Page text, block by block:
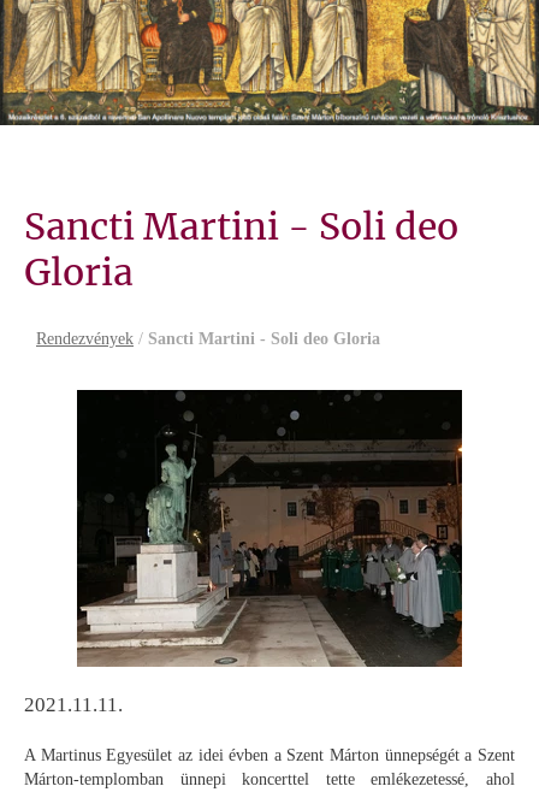
Sancti Martini - Soli deo
Gloria
Rendezvények / Sancti Martini - Soli deo Gloria
2021.11.11.
A Martinus Egyesület az idei évben a Szent Márton ünnepségét a Szent
Márton-templomban ünnepi koncerttel tette emlékezetessé, ahol